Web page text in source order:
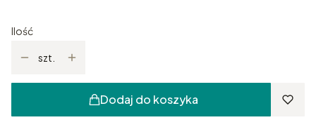
Ilość
szt.
Dodaj do koszyka